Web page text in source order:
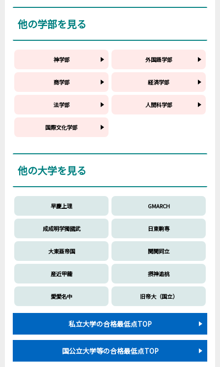
他の学部を見る
神学部 外国語学部
商学部 経済学部
法学部 人間科学部
国際文化学部
他の大学を見る
早慶上理 GMARCH
成成明学獨國武 日東駒専
大東亜帝国 関関同立
産近甲龍 摂神追桃
愛愛名中 旧帝大（国立）
私立大学の合格最低点TOP
国公立大学等の合格最低点TOP